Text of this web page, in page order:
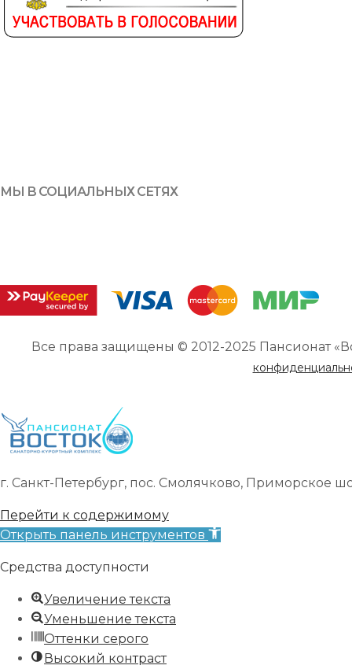
МЫ В СОЦИАЛЬНЫХ СЕТЯХ
Все права защищены © 2012-2025 Пансионат
г. Санкт-Петербург, пос. Смолячково, Приморское
Перейти к содержимому
Открыть панель инструментов
Средства доступности
Увеличение текста
Уменьшение текста
Оттенки серого
Высокий контраст